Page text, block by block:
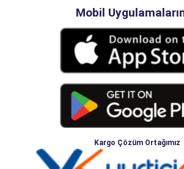
Mobil
Kargo Çözüm Ortağımız